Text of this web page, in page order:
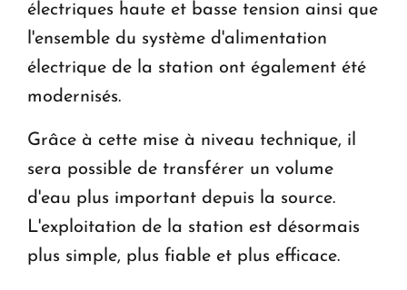
électriques haute et basse tension ainsi que
l'ensemble du système d'alimentation
électrique de la station ont également été
modernisés.
Grâce à cette mise à niveau technique, il
sera possible de transférer un volume
d'eau plus important depuis la source.
L'exploitation de la station est désormais
plus simple, plus fiable et plus efficace.